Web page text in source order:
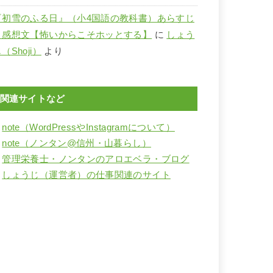
初雪のふる日』（小4国語の教科書）あらすじ
感想文【怖いからこそホッとする】
に しょう
Shoji）
より
関連サイトなど
note（WordPressやInstagramについて）
note（ノンタン@信州・山暮らし）
管理栄養士・ノンタンのアロエベラ・ブログ
しょうじ（運営者）の仕事関連のサイト